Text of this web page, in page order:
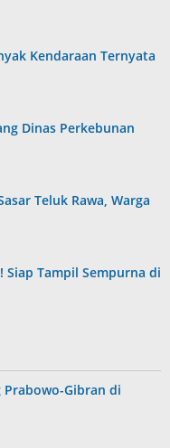
Kendaraan Ternyata
Dinas Perkebunan
Teluk Rawa, Warga
Siap Tampil Sempurna di
Gibran di